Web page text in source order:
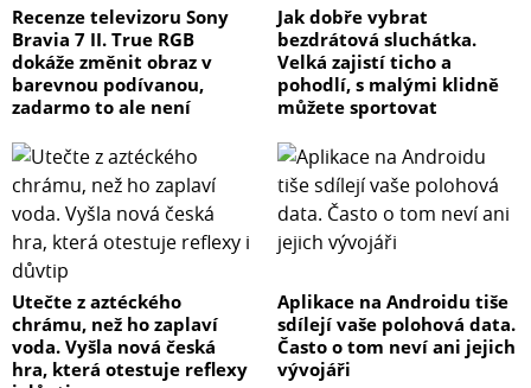
Recenze televizoru Sony
Bravia 7 II. True RGB
dokáže změnit obraz v
barevnou podívanou,
zadarmo to ale není
Jak dobře vybrat
bezdrátová sluchátka.
Velká zajistí ticho a
pohodlí, s malými klidně
můžete sportovat
Utečte z aztéckého
chrámu, než ho zaplaví
voda. Vyšla nová česká
hra, která otestuje reflexy
Aplikace na Androidu tiše
sdílejí vaše polohová data.
Často o tom neví ani jejich
vývojáři